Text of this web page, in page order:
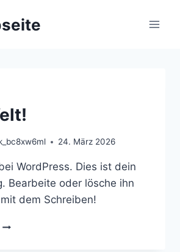
24. März 2026
WordPress. Dies ist dein
Bearbeite oder lösche ihn
dem Schreiben!
HALLO